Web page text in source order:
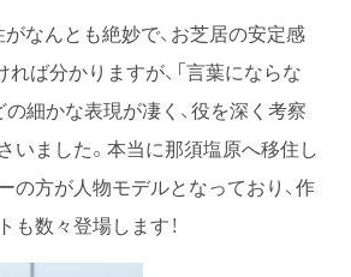
なんとも絶妙で、お芝居の安定感
ば分かりますが、「言葉にならな
の細かな表現が凄く、役を深く考察
いました。本当に那須塩原へ移住し
の方が人物モデルとなっており、作
も数々登場します！